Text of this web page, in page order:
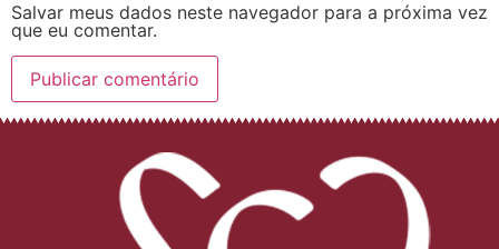
Salvar meus dados neste navegador para a próxima vez
que eu comentar.